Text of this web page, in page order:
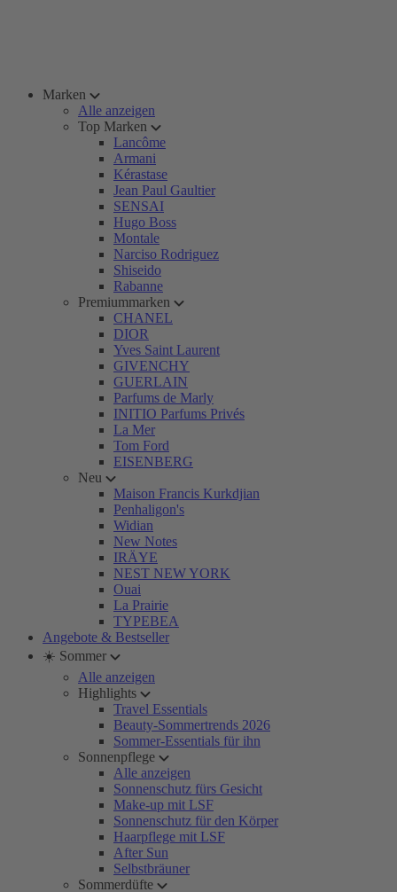
Marken
Alle anzeigen
Top Marken
Lancôme
Armani
Kérastase
Jean Paul Gaultier
SENSAI
Hugo Boss
Montale
Narciso Rodriguez
Shiseido
Rabanne
Premiummarken
CHANEL
DIOR
Yves Saint Laurent
GIVENCHY
GUERLAIN
Parfums de Marly
INITIO Parfums Privés
La Mer
Tom Ford
EISENBERG
Neu
Maison Francis Kurkdjian
Penhaligon's
Widian
New Notes
IRÄYE
NEST NEW YORK
Ouai
La Prairie
TYPEBEA
Angebote & Bestseller
☀️ Sommer
Alle anzeigen
Highlights
Travel Essentials
Beauty-Sommertrends 2026
Sommer-Essentials für ihn
Sonnenpflege
Alle anzeigen
Sonnenschutz fürs Gesicht
Make-up mit LSF
Sonnenschutz für den Körper
Haarpflege mit LSF
After Sun
Selbstbräuner
Sommerdüfte